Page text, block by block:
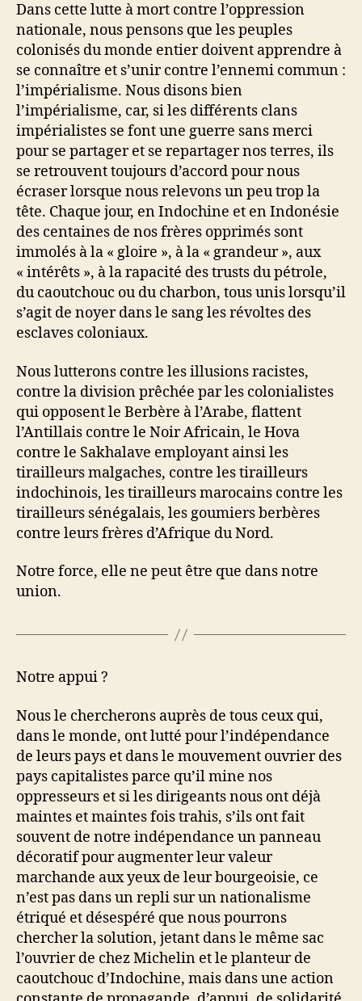
Dans cette lutte à mort contre l’oppression
nationale, nous pensons que les peuples
colonisés du monde entier doivent apprendre à
se connaître et s’unir contre l’ennemi commun :
l’impérialisme. Nous disons bien
l’impérialisme, car, si les différents clans
impérialistes se font une guerre sans merci
pour se partager et se repartager nos terres, ils
se retrouvent toujours d’accord pour nous
écraser lorsque nous relevons un peu trop la
tête. Chaque jour, en Indochine et en Indonésie
des centaines de nos frères opprimés sont
immolés à la « gloire », à la « grandeur », aux
« intérêts », à la rapacité des trusts du pétrole,
du caoutchouc ou du charbon, tous unis lorsqu’il
s’agit de noyer dans le sang les révoltes des
esclaves coloniaux.
Nous lutterons contre les illusions racistes,
contre la division prêchée par les colonialistes
qui opposent le Berbère à l’Arabe, flattent
l’Antillais contre le Noir Africain, le Hova
contre le Sakhalave employant ainsi les
tirailleurs malgaches, contre les tirailleurs
indochinois, les tirailleurs marocains contre les
tirailleurs sénégalais, les goumiers berbères
contre leurs frères d’Afrique du Nord.
Notre force, elle ne peut être que dans notre
union.
Notre appui ?
Nous le chercherons auprès de tous ceux qui,
dans le monde, ont lutté pour l’indépendance
de leurs pays et dans le mouvement ouvrier des
pays capitalistes parce qu’il mine nos
oppresseurs et si les dirigeants nous ont déjà
maintes et maintes fois trahis, s’ils ont fait
souvent de notre indépendance un panneau
décoratif pour augmenter leur valeur
marchande aux yeux de leur bourgeoisie, ce
n’est pas dans un repli sur un nationalisme
étriqué et désespéré que nous pourrons
chercher la solution, jetant dans le même sac
l’ouvrier de chez Michelin et le planteur de
caoutchouc d’Indochine, mais dans une action